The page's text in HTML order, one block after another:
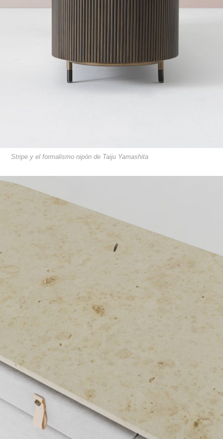
Stripe y el formalismo nipón de Taiju Yamashita